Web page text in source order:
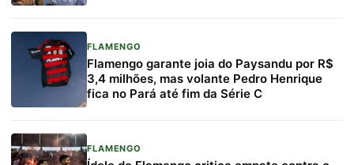
FLAMENGO
Flamengo garante joia do Paysandu por R$
3,4 milhões, mas volante Pedro Henrique
fica no Pará até fim da Série C
FLAMENGO